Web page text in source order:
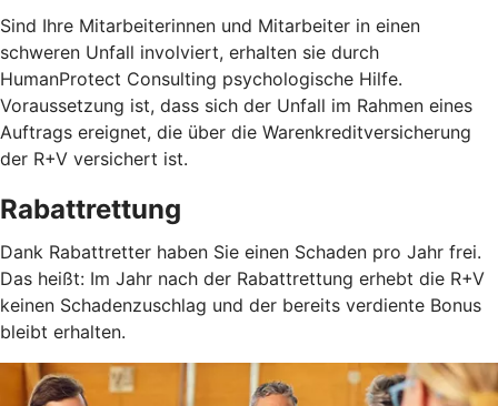
Sind Ihre Mitarbeiterinnen und Mitarbeiter in einen
schweren Unfall involviert, erhalten sie durch
HumanProtect Consulting psychologische Hilfe.
Voraussetzung ist, dass sich der Unfall im Rahmen eines
Auftrags ereignet, die über die Warenkreditversicherung
der R+V versichert ist.
Rabattrettung
Dank Rabattretter haben Sie einen Schaden pro Jahr frei.
Das heißt: Im Jahr nach der Rabattrettung erhebt die R+V
keinen Schadenzuschlag und der bereits verdiente Bonus
bleibt erhalten.